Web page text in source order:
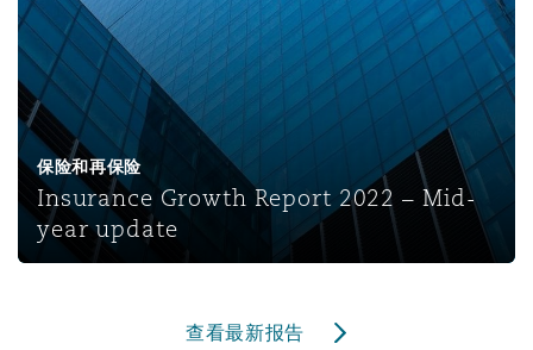
保险和再保险
Insurance Growth Report 2022 – Mid-
year update
查看最新报告